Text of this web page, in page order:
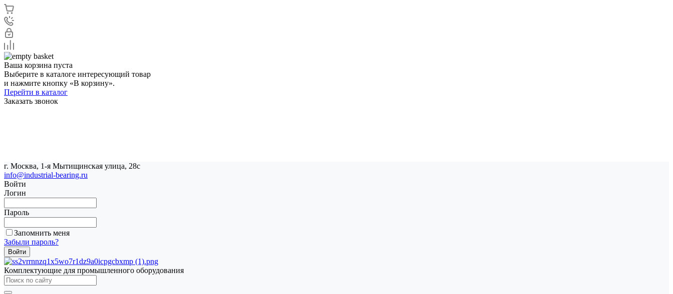
Ваша корзина пуста
Выберите в каталоге интересующий товар
и нажмите кнопку «В корзину».
Перейти в каталог
Заказать звонок
г. Москва, 1-я Мытищинская улица, 28с
info@industrial-bearing.ru
Войти
Логин
Пароль
Запомнить меня
Забыли пароль?
Комплектующие для промышленного оборудования